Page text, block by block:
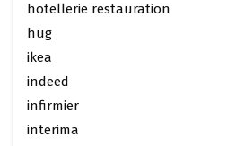
hotellerie restauration
hug
ikea
indeed
infirmier
interima